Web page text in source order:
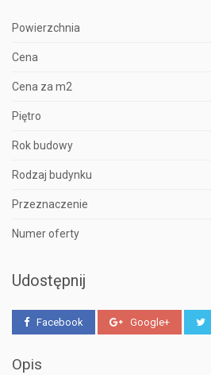
Powierzchnia
Cena
Cena za m2
Piętro
Rok budowy
Rodzaj budynku
Przeznaczenie
Numer oferty
Udostępnij
Facebook Google+
Opis